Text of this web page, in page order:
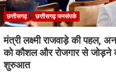
छत्तीसगढ़ छत्तीसगढ़ जनसंपर्क
मंत्री लक्ष्मी राजवाड़े की पहल,
को कौशल और रोजगार से जोड़ने
शुरुआत